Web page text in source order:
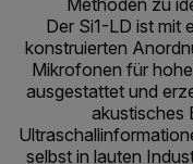
Der Si1-LD ist mit
konstruierten
Mikrofonen für
ausgestattet und
akustisches
selbst in lauten